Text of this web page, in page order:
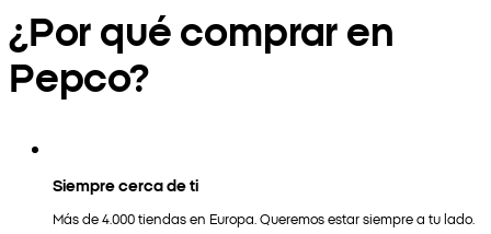
¿Por qué comprar en
Pepco?
Siempre cerca de ti
Más de 4.000 tiendas en Europa. Queremos estar siempre a tu lado.